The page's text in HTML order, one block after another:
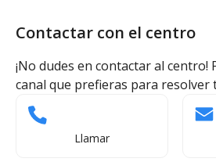
Contactar con el centro
¡No dudes en contactar al centro!
canal que prefieras para resolver
Llamar